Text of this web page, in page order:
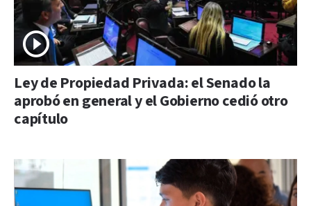
Ley de Propiedad Privada: el Senado la
aprobó en general y el Gobierno cedió otro
capítulo